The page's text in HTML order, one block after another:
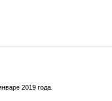
2019 года.